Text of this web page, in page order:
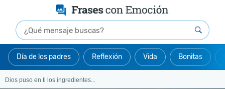
Día de los padres Reflexión Vida Bonitas
Dios puso en ti los ingredientes...